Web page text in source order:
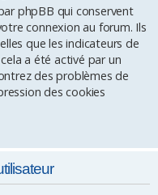
phpBB qui conservent
connexion au forum. Ils
que les indicateurs de
a été activé par un
des problèmes de
des cookies